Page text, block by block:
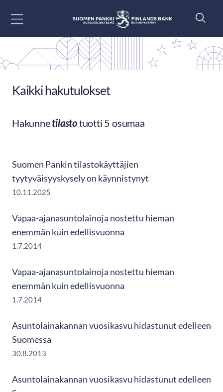
Kaikki hakutulokset
Hakunnetilastotuotti 5 osumaa
Suomen Pankin tilastokäyttäjien
tyytyväisyyskysely on käynnistynyt
10.11.2025
Vapaa-ajanasuntolainoja nostettu hieman
enemmän kuin edellisvuonna
1.7.2014
Vapaa-ajanasuntolainoja nostettu hieman
enemmän kuin edellisvuonna
1.7.2014
Asuntolainakannan vuosikasvu hidastunut edelleen
Suomessa
30.8.2013
Asuntolainakannan vuosikasvu hidastunut edelleen